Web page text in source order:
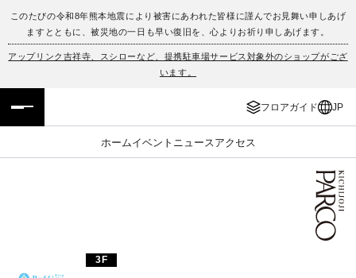
このたびの令和8年熊本地震により被害にあわれた皆様に謹んでお見舞い申しあげ
ますとともに、被災地の一日も早い復旧を、心よりお祈り申しあげます。
アップリンク吉祥寺、スシローなど、提携駐車場サービス対象外のショップがござ
います。
フロアガイド JP
ホームイベント ニュース アクセス
フロアガイド
イベント・ポップアップ
ニュース
ENGLISH
簡体字
한국어
3F